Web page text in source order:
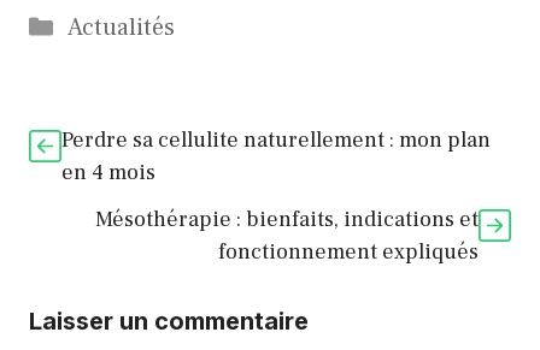
Catégories
Actualités
Perdre sa cellulite naturellement : mon plan
en 4 mois
Mésothérapie : bienfaits, indications et
fonctionnement expliqués
Laisser un commentaire